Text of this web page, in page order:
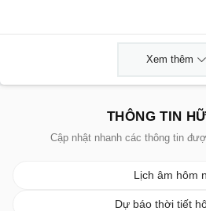
Xem thêm
THÔNG TIN
Cập nhật nhanh các thông tin
Lịch âm hôm
Dự báo thời tiết